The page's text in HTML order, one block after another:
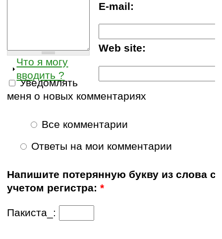
E-mail:
Web site:
Что я могу
вводить ?
Уведомлять
меня о новых комментариях
Все комментарии
Ответы на мои комментарии
Напишите потерянную букву из слова с
учетом регистра:*
Пакиста_: